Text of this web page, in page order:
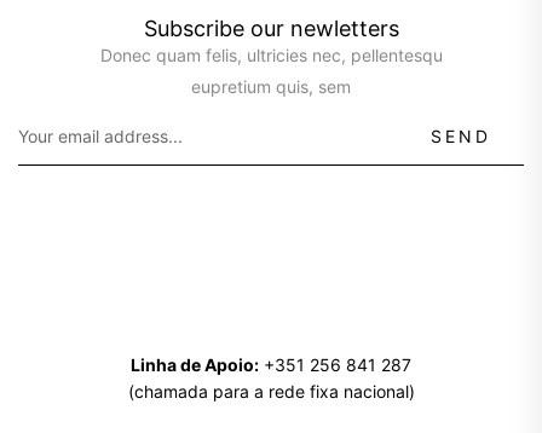
Subscribe our newletters
Donec quam felis, ultricies nec, pellentesqu
eupretium quis, sem
SEND
Linha de Apoio: +351 256 841 287
(chamada para a rede fixa nacional)